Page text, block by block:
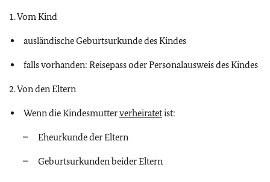
1. Vom Kind
ausländische Geburtsurkunde des Kindes
falls vorhanden: Reisepass oder Personalausweis des Kindes
2. Von den Eltern
Wenn die Kindesmutterverheiratetist:
Eheurkunde der Eltern
Geburtsurkunden beider Eltern